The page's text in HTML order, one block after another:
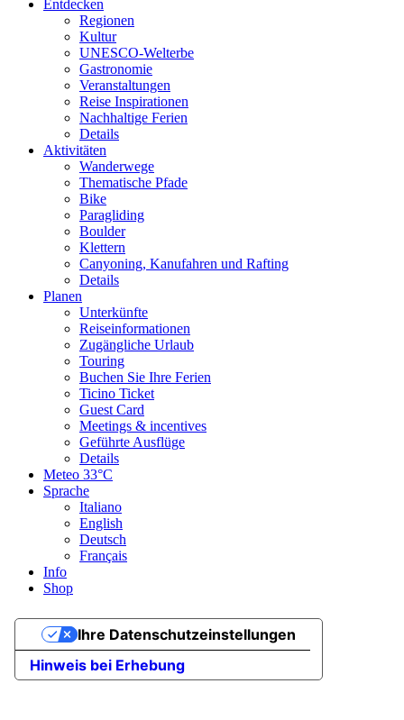
Entdecken
Regionen
Kultur
UNESCO-Welterbe
Gastronomie
Veranstaltungen
Reise Inspirationen
Nachhaltige Ferien
Details
Aktivitäten
Wanderwege
Thematische Pfade
Bike
Paragliding
Boulder
Klettern
Canyoning, Kanufahren und Rafting
Details
Planen
Unterkünfte
Reiseinformationen
Zugängliche Urlaub
Touring
Buchen Sie Ihre Ferien
Ticino Ticket
Guest Card
Meetings & incentives
Geführte Ausflüge
Details
Meteo 33°C
Sprache
Italiano
English
Deutsch
Français
Info
Shop
Hinweis bei Erhebung
Ihre Datenschutzeinstellungen